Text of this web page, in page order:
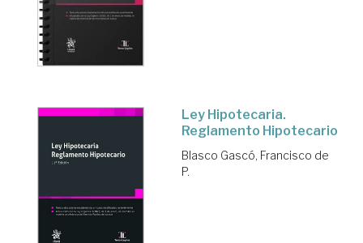
Ley Hipotecaria.
Reglamento Hipotecario
Blasco Gascó, Francisco de
P.